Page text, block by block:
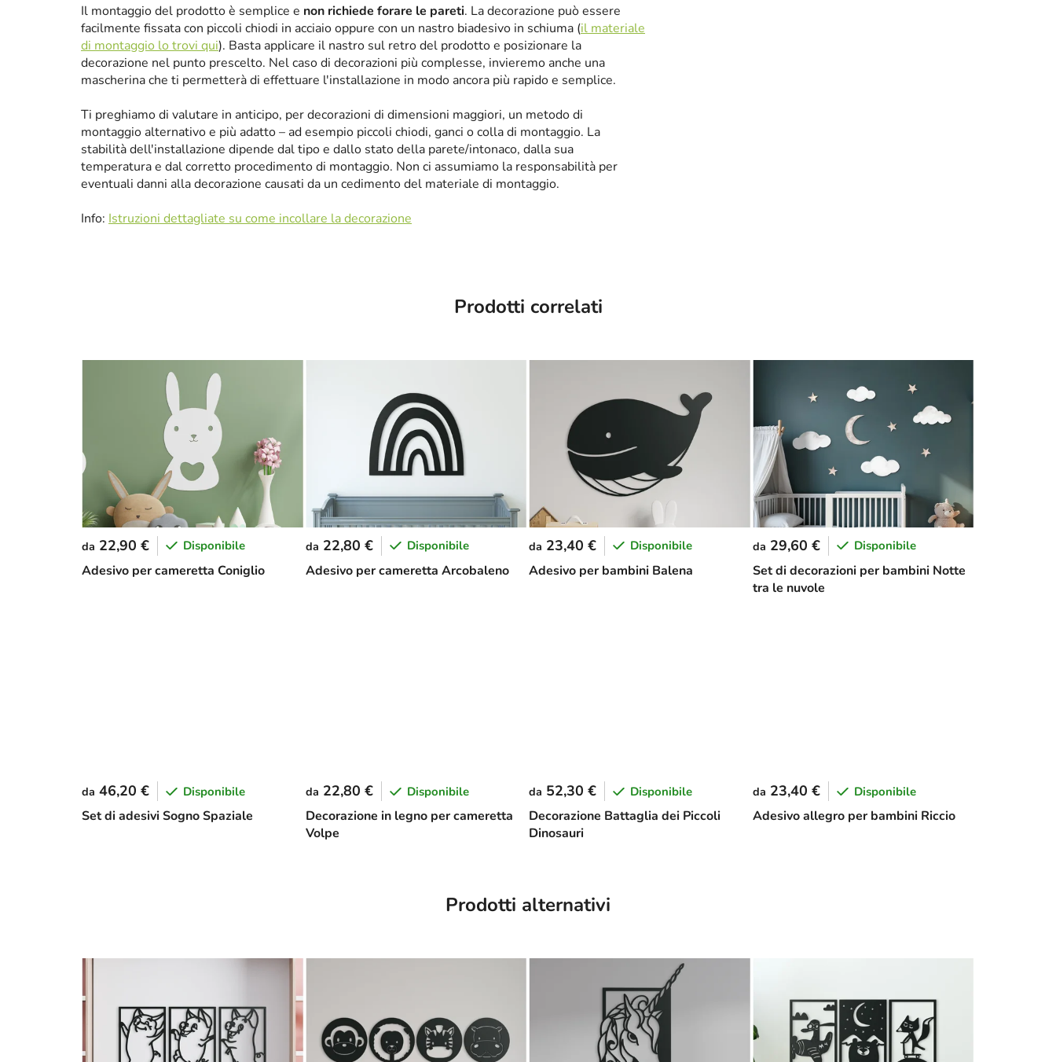
Il montaggio del prodotto è semplice e non richiede forare le pareti. La decorazione può essere
facilmente fissata con piccoli chiodi in acciaio oppure con un nastro biadesivo in schiuma (il materiale
di montaggio lo trovi qui). Basta applicare il nastro sul retro del prodotto e posizionare la
decorazione nel punto prescelto. Nel caso di decorazioni più complesse, invieremo anche una
mascherina che ti permetterà di effettuare l'installazione in modo ancora più rapido e semplice.
Ti preghiamo di valutare in anticipo, per decorazioni di dimensioni maggiori, un metodo di
montaggio alternativo e più adatto – ad esempio piccoli chiodi, ganci o colla di montaggio. La
stabilità dell'installazione dipende dal tipo e dallo stato della parete/intonaco, dalla sua
temperatura e dal corretto procedimento di montaggio. Non ci assumiamo la responsabilità per
eventuali danni alla decorazione causati da un cedimento del materiale di montaggio.
Info: Istruzioni dettagliate su come incollare la decorazione
Prodotti correlati
Adesivo per cameretta Coniglio
da 22,90 € Disponibile
Adesivo per cameretta Arcobaleno
da 22,80 € Disponibile
Adesivo per bambini Balena
da 23,40 € Disponibile
Set di decorazioni per bambini Notte
tra le nuvole
da 29,60 € Disponibile
Set di adesivi Sogno Spaziale
da 46,20 € Disponibile
Decorazione in legno per cameretta
Volpe
da 22,80 € Disponibile
Decorazione Battaglia dei Piccoli
Dinosauri
da 52,30 € Disponibile
Adesivo allegro per bambini Riccio
da 23,40 € Disponibile
Prodotti alternativi